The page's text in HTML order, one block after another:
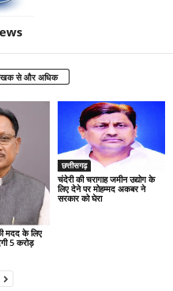
से और अधिक
मदद के लिए
5 करोड़
छत्तीसगढ़
चंदेरी की चरागाह जमीन उद्योग के
लिए देने पर मोहम्मद अकबर ने
सरकार को घेरा